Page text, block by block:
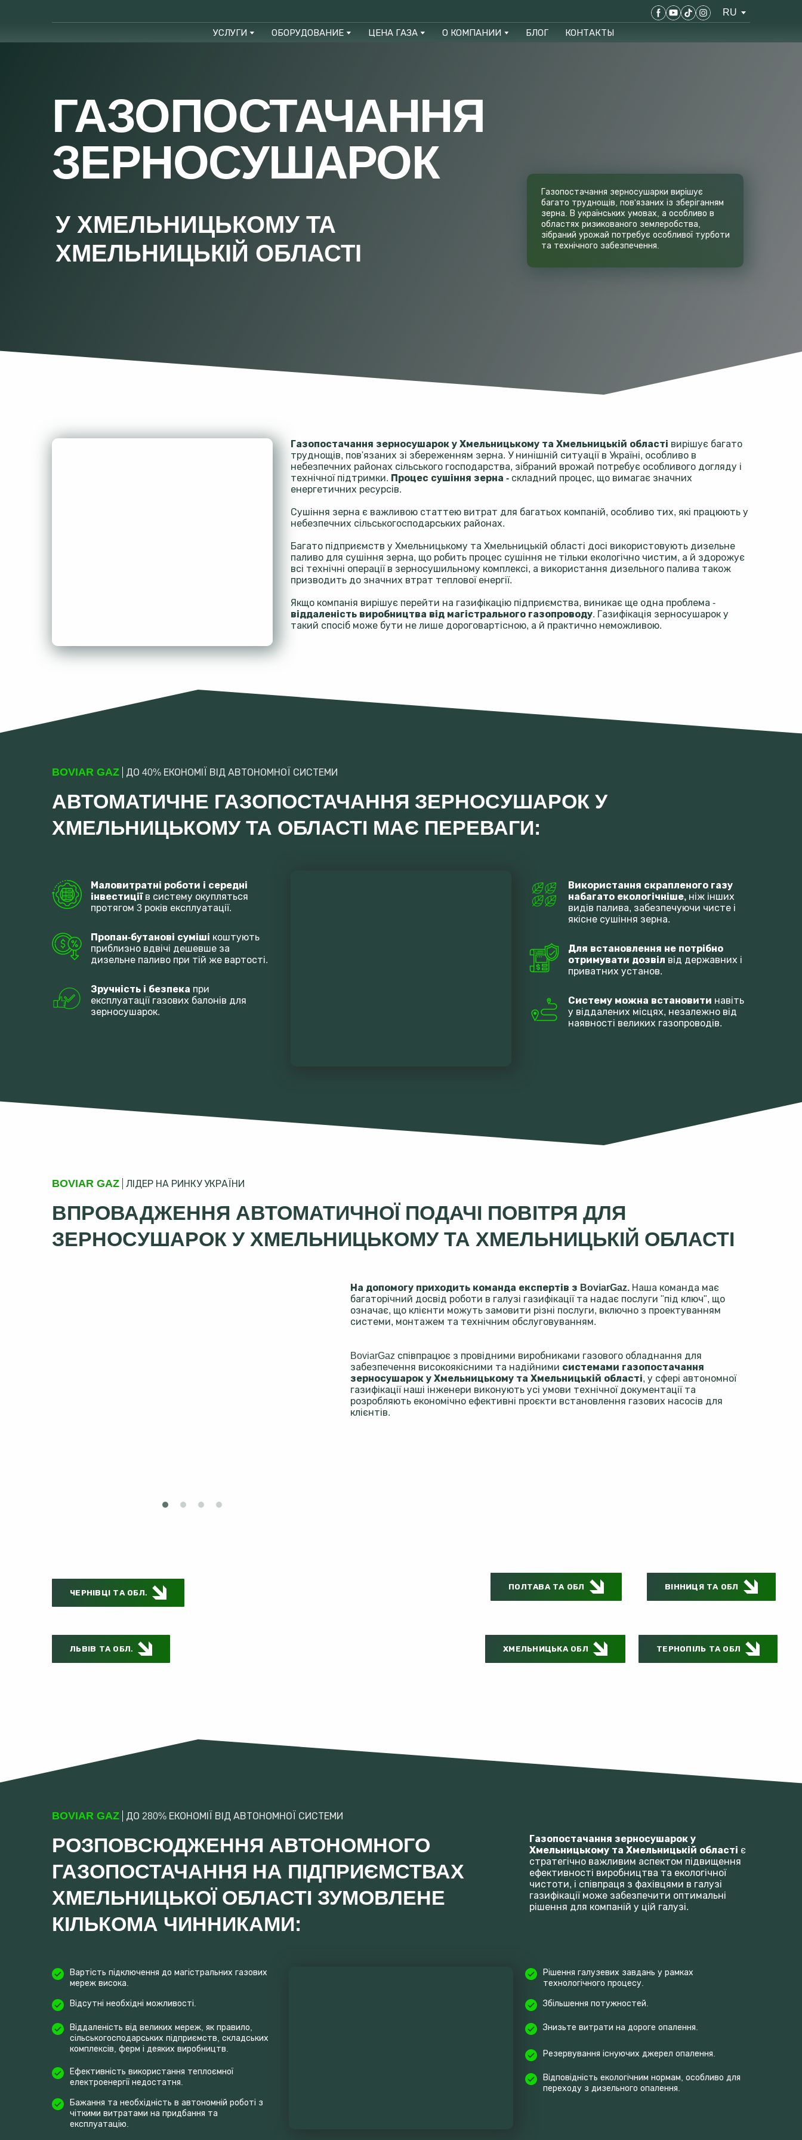
RU
УСЛУГИ
ОБОРУДОВАНИЕ ЦЕНА ГАЗА О КОМПАНИИ БЛОГ КОНТАКТЫ
ГАЗОПОСТАЧАННЯ
ЗЕРНОСУШАРОК
У ХМЕЛЬНИЦЬКОМУ ТА
ХМЕЛЬНИЦЬКІЙ ОБЛАСТІ
Газопостачання зерносушарки вирішує
багато труднощів, пов'язаних із зберіганням
зерна. В українських умовах, а особливо в
областях ризикованого землеробства,
зібраний урожай потребує особливої ​​турботи
та технічного забезпечення.
Газопостачання зерносушарок у Хмельницькому та Хмельницькій області вирішує багато
труднощів, пов'язаних зі збереженням зерна. У нинішній ситуації в Україні, особливо в
небезпечних районах сільського господарства, зібраний врожай потребує особливого догляду і
технічної підтримки. Процес сушіння зерна - складний процес, що вимагає значних
енергетичних ресурсів.
Сушіння зерна є важливою статтею витрат для багатьох компаній, особливо тих, які працюють у
небезпечних сільськогосподарських районах.
Багато підприємств у Хмельницькому та Хмельницькій області досі використовують дизельне
паливо для сушіння зерна, що робить процес сушіння не тільки екологічно чистим, а й здорожує
всі технічні операції в зерносушильному комплексі, а використання дизельного палива також
призводить до значних втрат теплової енергії.
Якщо компанія вирішує перейти на газифікацію підприємства, виникає ще одна проблема -
віддаленість виробництва від магістрального газопроводу. Газифікація зерносушарок у
такий спосіб може бути не лише дороговартісною, а й практично неможливою.
BOVIAR GAZ ДО 40% ЕКОНОМІЇ ВІД АВТОНОМНОЇ СИСТЕМИ
АВТОМАТИЧНЕ ГАЗОПОСТАЧАННЯ ЗЕРНОСУШАРОК У
ХМЕЛЬНИЦЬКОМУ ТА ОБЛАСТІ МАЄ ПЕРЕВАГИ: ​​
Маловитратні роботи і середні
інвестиції в систему окупляться
протягом 3 років експлуатації.
Пропан-бутанові суміші коштують
приблизно вдвічі дешевше за
дизельне паливо при тій же вартості.
Зручність і безпека при
експлуатації газових балонів для
зерносушарок.
Використання скрапленого газу
набагато екологічніше, ніж інших
видів палива, забезпечуючи чисте і
якісне сушіння зерна.
Для встановлення не потрібно
отримувати дозвіл від державних і
приватних установ.
Систему можна встановити навіть
у віддалених місцях, незалежно від
наявності великих газопроводів.
BOVIAR GAZ ЛІДЕР НА РИНКУ УКРАЇНИ
ВПРОВАДЖЕННЯ АВТОМАТИЧНОЇ ПОДАЧІ ПОВІТРЯ ДЛЯ
ЗЕРНОСУШАРОК У ХМЕЛЬНИЦЬКОМУ ТА ХМЕЛЬНИЦЬКІЙ ОБЛАСТІ
На допомогу приходить команда експертів з BoviarGaz. Наша команда має
багаторічний досвід роботи в галузі газифікації та надає послуги "під ключ", що
означає, що клієнти можуть замовити різні послуги, включно з проектуванням
системи, монтажем та технічним обслуговуванням.
BoviarGaz співпрацює з провідними виробниками газового обладнання для
забезпечення високоякісними та надійними системами газопостачання
зерносушарок у Хмельницькому та Хмельницькій області, у сфері автономної
газифікації наші інженери виконують усі умови технічної документації та
розробляють економічно ефективні проєкти встановлення газових насосів для
клієнтів.
ЧЕРНІВЦІ ТА ОБЛ.
ЛЬВІВ ТА ОБЛ.
ПОЛТАВА ТА ОБЛ ВІННИЦЯ ТА ОБЛ
ТЕРНОПІЛЬ ТА ОБЛ
ХМЕЛЬНИЦЬКА ОБЛ
BOVIAR GAZ ДО 280% ЕКОНОМІЇ ВІД АВТОНОМНОЇ СИСТЕМИ
РОЗПОВСЮДЖЕННЯ АВТОНОМНОГО
ГАЗОПОСТАЧАННЯ НА ПІДПРИЄМСТВАХ
ХМЕЛЬНИЦЬКОЇ ОБЛАСТІ ЗУМОВЛЕНЕ
КІЛЬКОМА ЧИННИКАМИ:
Газопостачання зерносушарок у
Хмельницькому та Хмельницькій області є
стратегічно важливим аспектом підвищення
ефективності виробництва та екологічної
чистоти, і співпраця з фахівцями в галузі
газифікації може забезпечити оптимальні
рішення для компаній у цій галузі.
Вартість підключення до магістральних газових
мереж висока.
Відсутні необхідні можливості.
Віддаленість від великих мереж, як правило,
сільськогосподарських підприємств, складських
комплексів, ферм і деяких виробництв.
Ефективність використання теплоємної
електроенергії недостатня.
Бажання та необхідність в автономній роботі з
чіткими витратами на придбання та
експлуатацію.
Рішення галузевих завдань у рамках
технологічного процесу.
Збільшення потужностей.
Знизьте витрати на дороге опалення.
Резервування існуючих джерел опалення.
Відповідність екологічним нормам, особливо для
переходу з дизельного опалення.